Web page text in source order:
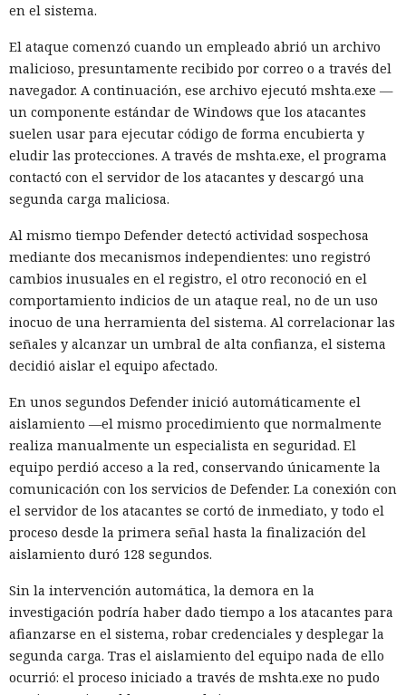
en el sistema.
El ataque comenzó cuando un empleado abrió un archivo
malicioso, presuntamente recibido por correo o a través del
navegador. A continuación, ese archivo ejecutó mshta.exe —
un componente estándar de Windows que los atacantes
suelen usar para ejecutar código de forma encubierta y
eludir las protecciones. A través de mshta.exe, el programa
contactó con el servidor de los atacantes y descargó una
segunda carga maliciosa.
Al mismo tiempo Defender detectó actividad sospechosa
mediante dos mecanismos independientes: uno registró
cambios inusuales en el registro, el otro reconoció en el
comportamiento indicios de un ataque real, no de un uso
inocuo de una herramienta del sistema. Al correlacionar las
señales y alcanzar un umbral de alta confianza, el sistema
decidió aislar el equipo afectado.
En unos segundos Defender inició automáticamente el
aislamiento —el mismo procedimiento que normalmente
realiza manualmente un especialista en seguridad. El
equipo perdió acceso a la red, conservando únicamente la
comunicación con los servicios de Defender. La conexión con
el servidor de los atacantes se cortó de inmediato, y todo el
proceso desde la primera señal hasta la finalización del
aislamiento duró 128 segundos.
Sin la intervención automática, la demora en la
investigación podría haber dado tiempo a los atacantes para
afianzarse en el sistema, robar credenciales y desplegar la
segunda carga. Tras el aislamiento del equipo nada de ello
ocurrió: el proceso iniciado a través de mshta.exe no pudo